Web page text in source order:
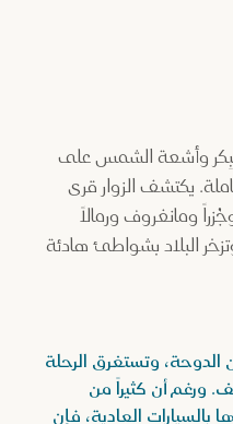
وأشعة الشمس على
يكتشف الزوار قرى
ومانغروف ورمالاً
البلاد بشواطئ هادئة
نحو 97 كم عن الدوحة، وتستغرق الرحلة
ورغم أن كثيراً من
العادية، فإن